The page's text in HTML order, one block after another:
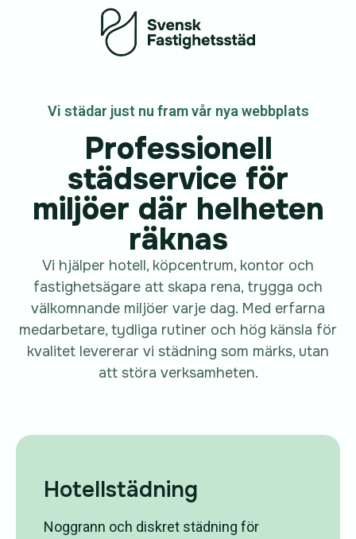
Vi städar just nu fram vår nya webbplats
Professionell
städservice för
miljöer där helheten
räknas
Vi hjälper hotell, köpcentrum, kontor och
fastighetsägare att skapa rena, trygga och
välkomnande miljöer varje dag. Med erfarna
medarbetare, tydliga rutiner och hög känsla för
kvalitet levererar vi städning som märks, utan
att störa verksamheten.
Hotellstädning
Noggrann och diskret städning för